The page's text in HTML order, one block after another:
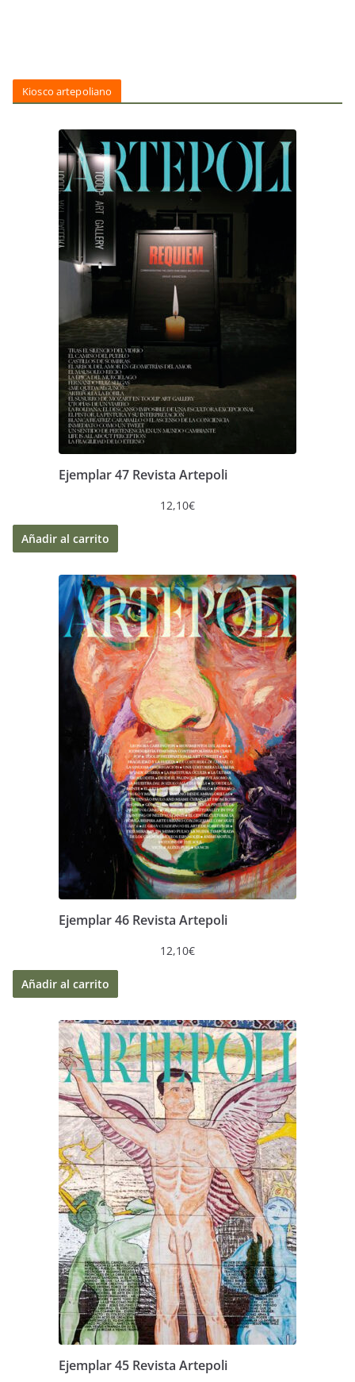
Kiosco artepoliano
Ejemplar 47 Revista Artepoli
12,10€
Añadir al carrito
Ejemplar 46 Revista Artepoli
12,10€
Añadir al carrito
Ejemplar 45 Revista Artepoli